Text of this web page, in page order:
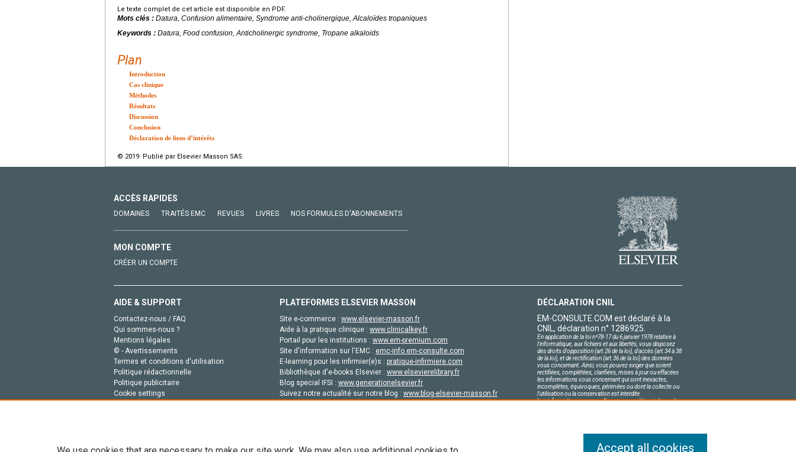
Le texte complet de cet article est disponible en PDF.
Mots clés : Datura, Confusion alimentaire, Syndrome anti-cholinergique, Alcaloïdes tropaniques
Keywords : Datura, Food confusion, Anticholinergic syndrome, Tropane alkaloids
Plan
Introduction
Cas clinique
Méthodes
Résultats
Discussion
Conclusion
Déclaration de liens d’intérêts
© 2019 Publié par Elsevier Masson SAS.
ACCÈS RAPIDES
DOMAINES TRAITÉS EMC REVUES LIVRES NOS FORMULES D'ABONNEMENTS
MON COMPTE
CRÉER UN COMPTE
AIDE & SUPPORT
Contactez-nous / FAQ
Qui sommes-nous ?
Mentions légales
© - Avertissements
Termes et conditions d'utilisation
Politique rédactionnelle
Politique publicitaire
Cookie settings
PLATEFORMES ELSEVIER MASSON
Site e-commerce : www.elsevier-masson.fr
Aide à la pratique clinique : www.clinicalkey.fr
Portail pour les institutions : www.em-premium.com
Site d'information sur l'EMC : emc-info.em-consulte.com
E-learning pour les infirmier(e)s : pratique-infirmiere.com
Bibliothèque d'e-books Elsevier : www.elsevierelibrary.fr
Blog special IFSI : www.generationelsevier.fr
Suivez notre actualité sur notre blog : www.blog-elsevier-masson.fr
DÉCLARATION CNIL
EM-CONSULTE.COM est déclaré à la
CNIL, déclaration n° 1286925.
En application de la loi nº78-17 du 6 janvier 1978 relative à
l'informatique, aux fichiers et aux libertés, vous disposez
des droits d'opposition (art.26 de la loi), d'accès (art.34 à 38
de la loi), et de rectification (art.36 de la loi) des données
vous concernant. Ainsi, vous pouvez exiger que soient
rectifiées, complétées, clarifiées, mises à jour ou effacées
les informations vous concernant qui sont inexactes,
incomplètes, équivoques, périmées ou dont la collecte ou
l'utilisation ou la conservation est interdite.
Les informations personnelles concernant les visiteurs de
Accept all cookies